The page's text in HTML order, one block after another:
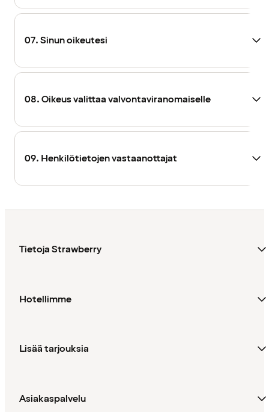
07. Sinun oikeutesi
08. Oikeus valittaa valvontaviranomaiselle
09. Henkilötietojen vastaanottajat
Tietoja Strawberry
Hotellimme
Lisää tarjouksia
Asiakaspalvelu